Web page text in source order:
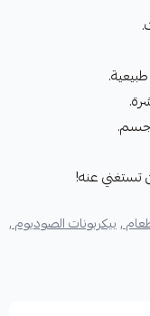
تستغني عنه!
,بيكربونات الصوديوم ,